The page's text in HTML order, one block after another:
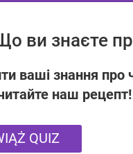
ви знаєте
ваші знання
наш рецепт!
QUIZ